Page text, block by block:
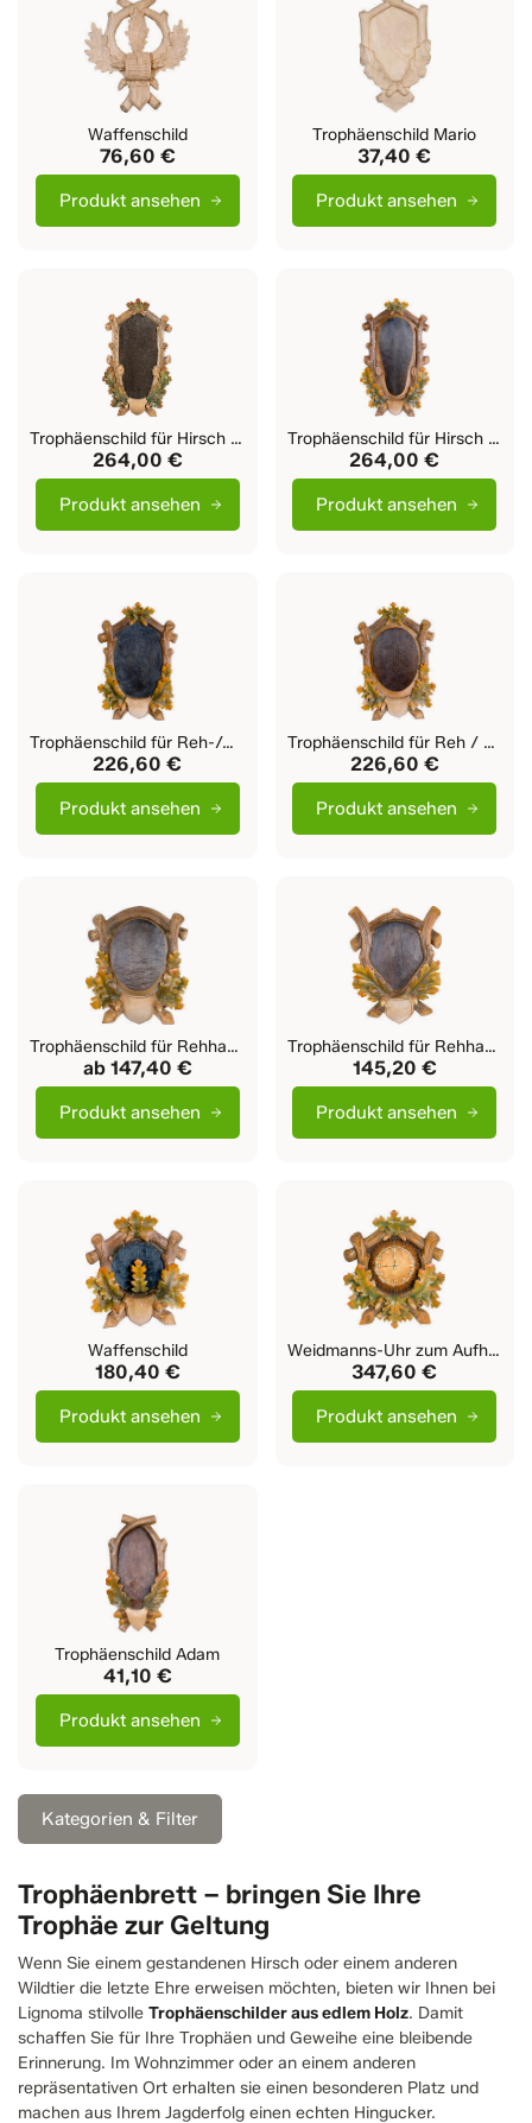
Produkt ansehen
Waffenschild
76,60 €
Produkt ansehen
Trophäenschild Mario
37,40 €
Produkt ansehen
Trophäenschild für Hirsch Andreas
264,00 €
Produkt ansehen
Trophäenschild für Hirsch Andreas erhöht
264,00 €
Produkt ansehen
Trophäenschild für Reh-/Gams-Haupt versenkt
226,60 €
Produkt ansehen
Trophäenschild für Reh / Gams Haupt erhöht
226,60 €
Produkt ansehen
Trophäenschild für Rehhaupt Ciandlè
ab 147,40 €
Produkt ansehen
Trophäenschild für Rehhaupt Larjëi
145,20 €
Produkt ansehen
Waffenschild
180,40 €
Produkt ansehen
Weidmanns-Uhr zum Aufhängen
347,60 €
Produkt ansehen
Trophäenschild Adam
41,10 €
Kategorien & Filter
Trophäenbrett – bringen Sie Ihre
Trophäe zur Geltung
Wenn Sie einem gestandenen Hirsch oder einem anderen
Wildtier die letzte Ehre erweisen möchten, bieten wir Ihnen bei
Lignoma stilvolle Trophäenschilder aus edlem Holz. Damit
schaffen Sie für Ihre Trophäen und Geweihe eine bleibende
Erinnerung. Im Wohnzimmer oder an einem anderen
repräsentativen Ort erhalten sie einen besonderen Platz und
machen aus Ihrem Jagderfolg einen echten Hingucker.